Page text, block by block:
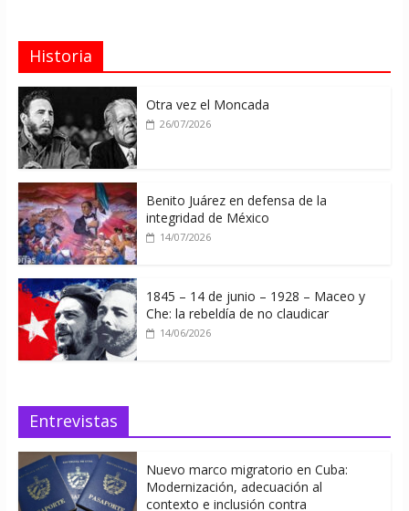
Historia
Otra vez el Moncada
26/07/2026
Benito Juárez en defensa de la
integridad de México
14/07/2026
1845 – 14 de junio – 1928 – Maceo y
Che: la rebeldía de no claudicar
14/06/2026
Entrevistas
Nuevo marco migratorio en Cuba:
Modernización, adecuación al
contexto e inclusión contra